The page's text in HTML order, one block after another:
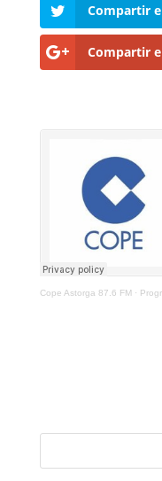
Compartir
Compartir
Cope Astorga 87.6 FM·